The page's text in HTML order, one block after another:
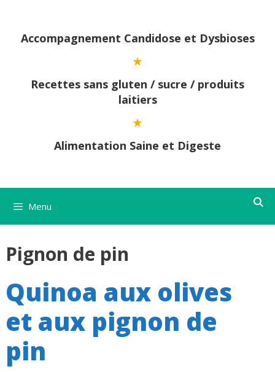
contenuAccompagnement Candidose et Dysbioses
Recettes sans gluten / sucre / produits
laitiers
Alimentation Saine et Digeste
Menu
Pignon de pin
Quinoa aux olives
et aux pignon de
pin